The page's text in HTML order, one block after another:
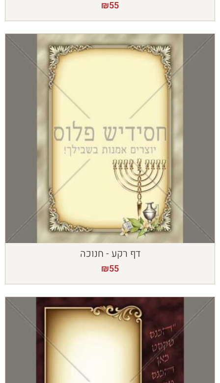
₪55
דף רקע - חנוכה
₪55